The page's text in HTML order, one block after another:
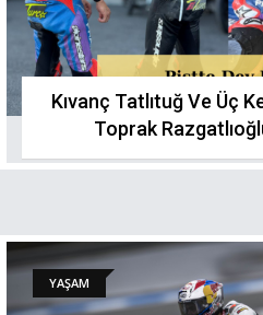
Kıvanç Tatlıtuğ Ve Üç
Toprak
YAŞAM